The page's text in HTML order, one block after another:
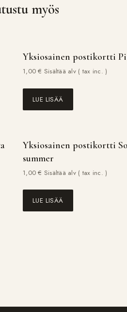
myös
Yksiosainen postikortti
1,00€ Sisältää alv ( tax inc. )
LUE LISÄÄ
Yksiosainen postikortti
summer
1,00€ Sisältää alv ( tax inc. )
LUE LISÄÄ